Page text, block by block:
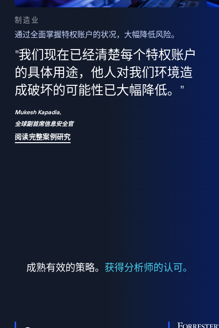
制造业
通过全面掌握特权账户的状况，大幅降低风险。
"我们现在已经清楚每个特权账户
的具体用途，他人对我们环境造
成破坏的可能性已大幅降低。"
Mukesh Kapadia,
全球副首席信息安全官
阅读完整案例研究
成熟有效的策略。 获得分析师的认可。